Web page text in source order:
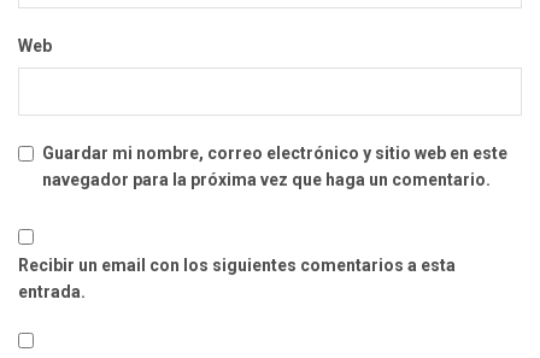
Web
Guardar mi nombre, correo electrónico y sitio web en este
navegador para la próxima vez que haga un comentario.
Recibir un email con los siguientes comentarios a esta
entrada.